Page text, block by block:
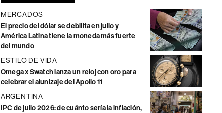
MERCADOS
El precio del dólar se debilita en julio y
América Latina tiene la moneda más fuerte
del mundo
ESTILO DE VIDA
Omega x Swatch lanza un reloj con oro para
celebrar el alunizaje del Apollo 11
ARGENTINA
IPC de julio 2026: de cuánto sería la inflación,